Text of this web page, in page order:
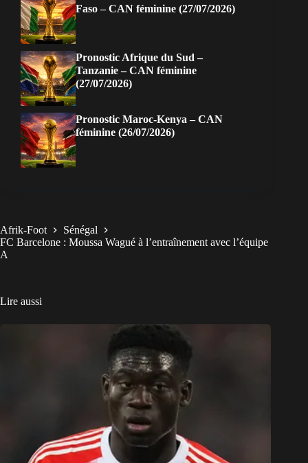
Faso – CAN féminine (27/07/2026)
Pronostic Afrique du Sud –
Tanzanie – CAN féminine
(27/07/2026)
Pronostic Maroc-Kenya – CAN
féminine (26/07/2026)
Afrik-Foot
Sénégal
FC Barcelone : Moussa Wagué à l’entraînement avec l’équipe
A
Lire aussi